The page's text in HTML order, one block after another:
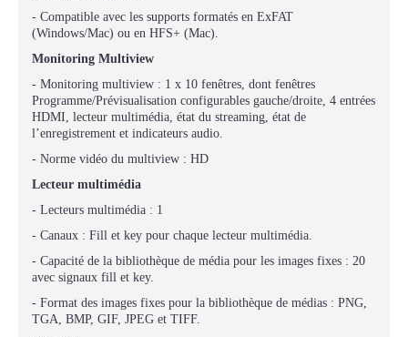
- Compatible avec les supports formatés en ExFAT
(Windows/Mac) ou en HFS+ (Mac).
Monitoring Multiview
- Monitoring multiview : 1 x 10 fenêtres, dont fenêtres
Programme/Prévisualisation configurables gauche/droite, 4 entrées
HDMI, lecteur multimédia, état du streaming, état de
l’enregistrement et indicateurs audio.
- Norme vidéo du multiview : HD
Lecteur multimédia
- Lecteurs multimédia : 1
- Canaux : Fill et key pour chaque lecteur multimédia.
- Capacité de la bibliothèque de média pour les images fixes : 20
avec signaux fill et key.
- Format des images fixes pour la bibliothèque de médias : PNG,
TGA, BMP, GIF, JPEG et TIFF.